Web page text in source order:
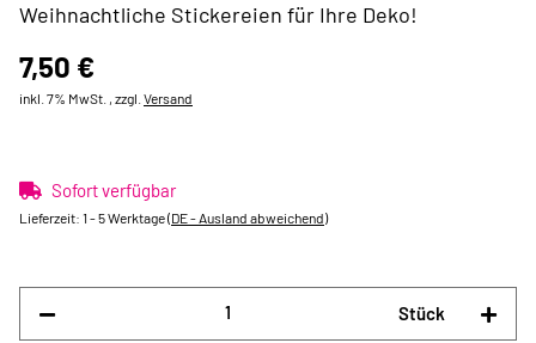
Weihnachtliche Stickereien für Ihre Deko!
7,50 €
inkl. 7% MwSt. , zzgl. Versand
Sofort verfügbar
Lieferzeit: 1 - 5 Werktage(DE - Ausland abweichend)
Stück